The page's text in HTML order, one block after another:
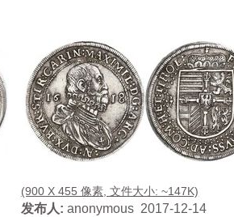
(900 X 455 像素, 文件大小: ~147K)
发布人: anonymous 2017-12-14